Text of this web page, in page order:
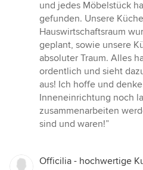
und jedes Möbelstück
gefunden. Unsere
Hauswirtschaftsraum
geplant, sowie unsere
absoluter Traum. Alles
ordentlich und sieht
aus! Ich hoffe und
Inneneinrichtung noch
zusammenarbeiten
sind und waren!”
Officilia - hochwertige